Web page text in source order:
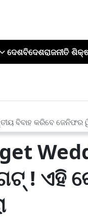
ଦେଶବିଦେଶରାଜନୀତି
ବିବାହ କରିବେ
! ଏହି